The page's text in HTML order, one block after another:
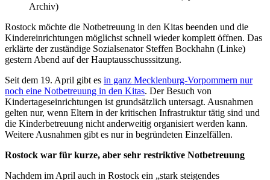
Archiv)
Rostock möchte die Notbetreuung in den Kitas beenden und die
Kindereinrichtungen möglichst schnell wieder komplett öffnen. Das
erklärte der zuständige Sozialsenator Steffen Bockhahn (Linke)
gestern Abend auf der Hauptausschusssitzung.
Seit dem 19. April gibt es in ganz Mecklenburg-Vorpommern nur
noch eine Notbetreuung in den Kitas. Der Besuch von
Kindertageseinrichtungen ist grundsätzlich untersagt. Ausnahmen
gelten nur, wenn Eltern in der kritischen Infrastruktur tätig sind und
die Kinderbetreuung nicht anderweitig organisiert werden kann.
Weitere Ausnahmen gibt es nur in begründeten Einzelfällen.
Rostock war für kurze, aber sehr restriktive Notbetreuung
Nachdem im April auch in Rostock ein „stark steigendes